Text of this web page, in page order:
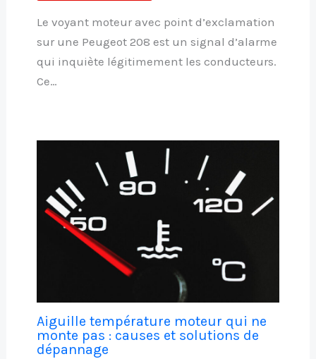
Le voyant moteur avec point d’exclamation
sur une Peugeot 208 est un signal d’alarme
qui inquiète légitimement les conducteurs.
Ce…
Aiguille température moteur qui ne
monte pas : causes et solutions de
dépannage